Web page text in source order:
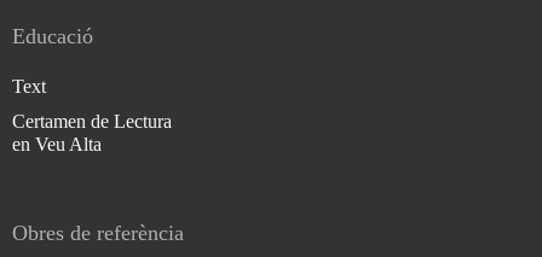
Educació
Text
Certamen de Lectura
en Veu Alta
Obres de referència